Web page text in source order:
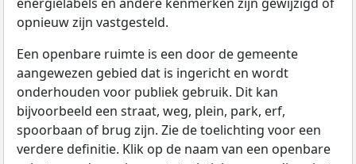
opnieuw zijn vastgesteld.
Een openbare ruimte is een door de gemeente
aangewezen gebied dat is ingericht en wordt
onderhouden voor publiek gebruik. Dit kan
bijvoorbeeld een straat, weg, plein, park, erf,
spoorbaan of brug zijn. Zie de toelichting voor een
verdere definitie. Klik op de naam van een openbare